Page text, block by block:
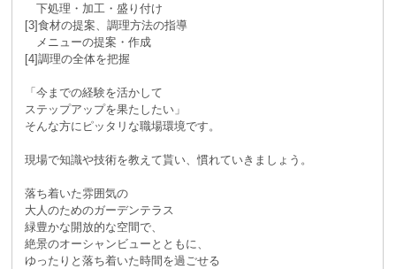
下処理・加工・盛り付け
[3]食材の提案、調理方法の指導
メニューの提案・作成
[4]調理の全体を把握
「今までの経験を活かして
ステップアップを果たしたい」
そんな方にピッタリな職場環境です。
現場で知識や技術を教えて貰い、慣れていきましょう。
落ち着いた雰囲気の
大人のためのガーデンテラス
緑豊かな開放的な空間で、
絶景のオーシャンビューとともに、
ゆったりと落ち着いた時間を過ごせる